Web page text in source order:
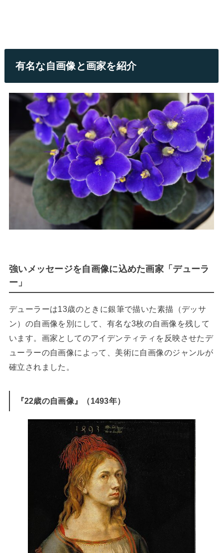
有名な自画像と画家を紹介
強いメッセージを自画像に込めた画家「デューラ
ー」
デューラーは13歳のときに銀筆で描いた素描（デッサ
ン）の自画像を別にして、有名な3枚の自画像を残して
います。画家としてのアイデンティティを反映させたデ
ューラーの自画像によって、美術に自画像のジャンルが
確立されました。
『22歳の自画像』（1493年）